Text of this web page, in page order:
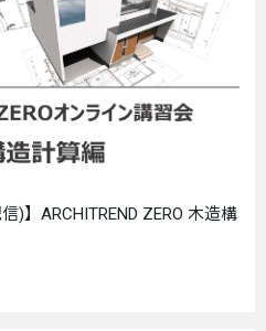
)】ARCHITREND ZERO 木造構